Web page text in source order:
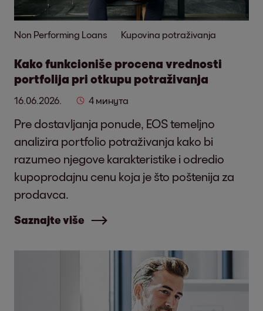
Non Performing Loans Kupovina potraživanja
Kako funkcioniše procena vrednosti
portfolija pri otkupu potraživanja
16.06.2026. 4 минута
Pre dostavljanja ponude, EOS temeljno
analizira portfolio potraživanja kako bi
razumeo njegove karakteristike i odredio
kupoprodajnu cenu koja je što poštenija za
prodavca.
Saznajte više